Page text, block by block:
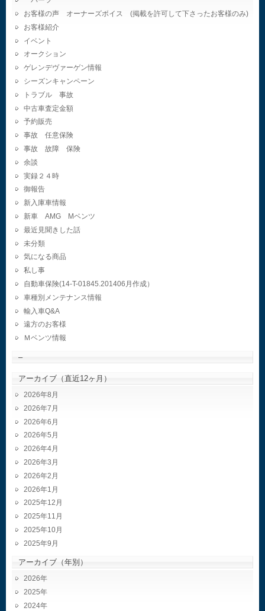
お客様の声 オーナーズボイス (掲載を許可して下さったお客様のみ)
お客様紹介
イベント
オークション
ゲレンデヴァーゲン情報
シーズンキャンペーン
トラブル 事故
中古車査定金額
予約販売
事故 任意保険
事故 故障 保険
余談
実録２４時
御報告
新入庫車情報
新車 AMG Mベンツ
最近見聞きした話
未分類
気になる商品
私し事
自動車保険(14-T-01845.201406月作成）
車種別メンテナンス情報
輸入車Q&A
遠方のお客様
Ｍベンツ情報
–
アーカイブ（直近12ヶ月）
2026年8月
2026年7月
2026年6月
2026年5月
2026年4月
2026年3月
2026年2月
2026年1月
2025年12月
2025年11月
2025年10月
2025年9月
アーカイブ（年別）
2026
2025
2024